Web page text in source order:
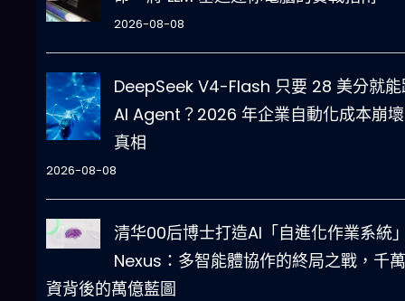
2026-08-08
DeepSeek V4-Flash 只要 28 美分就能
AI Agent？2026 年企業自動化成本崩
真相
2026-08-08
清华00后博士打造AI「自進化作業系統
Nexus：多智能體協作的終局之戰，千
資背後的萬億藍圖